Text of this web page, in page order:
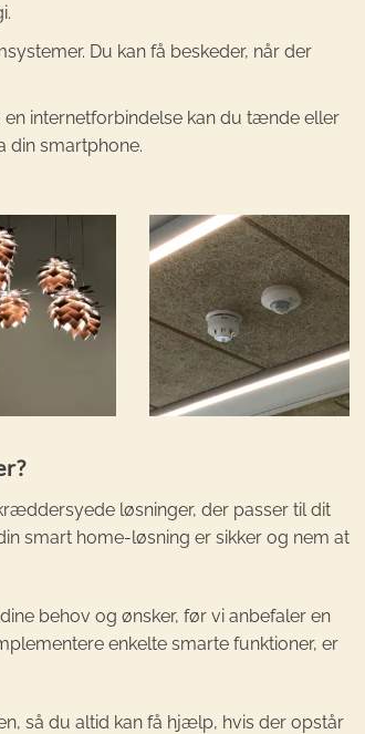
Du kan få beskeder, når der
internetforbindelse kan du tænde eller
din smartphone.
løsninger, der passer til dit
smart home-løsning er sikker og nem at
behov og ønsker, før vi anbefaler en
enkelte smarte funktioner, er
så du altid kan få hjælp, hvis der opstår